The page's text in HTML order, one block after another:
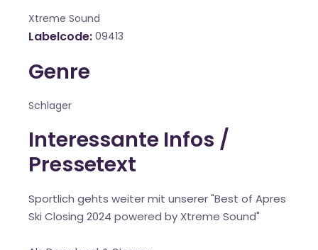
Xtreme Sound
Labelcode 09413
Genre
Schlager
Interessante Infos /
Pressetext
Sportlich gehts weiter mit unserer "Best of Apres
Ski Closing 2024 powered by Xtreme Sound"